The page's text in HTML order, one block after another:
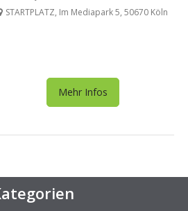
STARTPLATZ, Im Mediapark 5, 50670 Köln
Mehr Infos